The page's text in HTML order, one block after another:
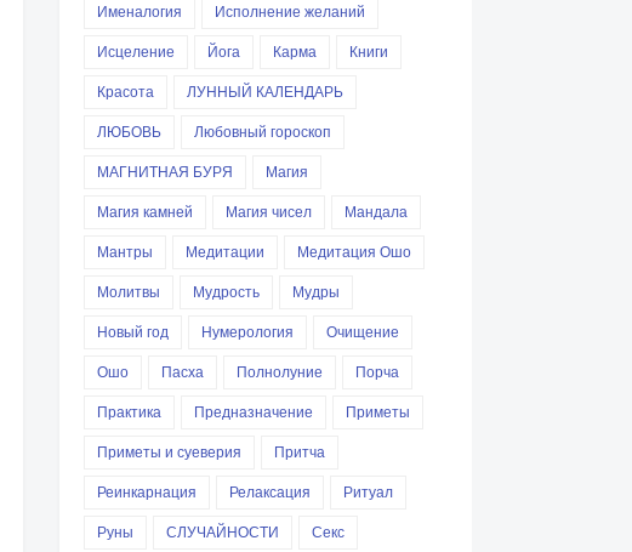
Именалогия
Исполнение желаний
Исцеление
Йога Карма
Книги
Красота
ЛУННЫЙ КАЛЕНДАРЬ
ЛЮБОВЬ
Любовный гороскоп
МАГНИТНАЯ БУРЯ
Магия
Магия камней
Магия чисел
Мандала
Мантры
Медитации
Медитация Ошо
Молитвы
Мудрость
Мудры
Новый год
Нумерология
Очищение
Ошо
Пасха Полнолуние
Порча
Практика
Предназначение
Приметы
Приметы и суеверия
Притча
Реинкарнация
Релаксация
Ритуал
Руны
СЛУЧАЙНОСТИ
Секс